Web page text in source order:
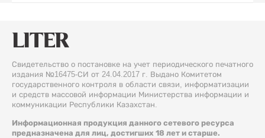
Свидетельство о постановке на учет периодического печатного
издания №16475-СИ от 24.04.2017 г. Выдано Комитетом
государственного контроля в области связи, информатизации
и средств массовой информации Министерства информации и
коммуникации Республики Казахстан.
Информационная продукция данного сетевого ресурса
предназначена для лиц, достигших 18 лет и старше.